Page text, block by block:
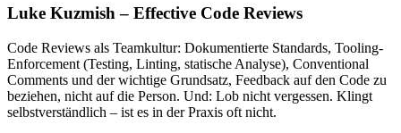
Luke Kuzmish – Effective Code Reviews
Code Reviews als Teamkultur: Dokumentierte Standards, Tooling-
Enforcement (Testing, Linting, statische Analyse), Conventional
Comments und der wichtige Grundsatz, Feedback auf den Code zu
beziehen, nicht auf die Person. Und: Lob nicht vergessen. Klingt
selbstverständlich – ist es in der Praxis oft nicht.